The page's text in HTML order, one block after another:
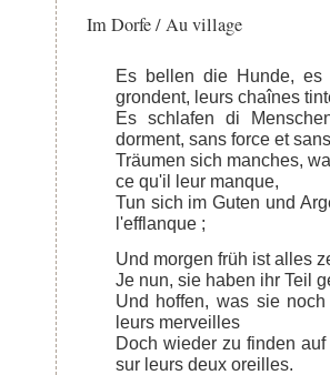
Im Dorfe / Au village
Es bellen die Hunde,
grondent, leurs chaînes
Es schlafen di
dorment, sans force et
Träumen sich manches,
ce qu'il leur manque,
Tun sich im Guten und
l'efflanque ;
Und morgen früh ist alles
Je nun, sie haben ihr Teil
Und hoffen, was sie
leurs merveilles
Doch wieder zu finden
sur leurs deux oreilles.